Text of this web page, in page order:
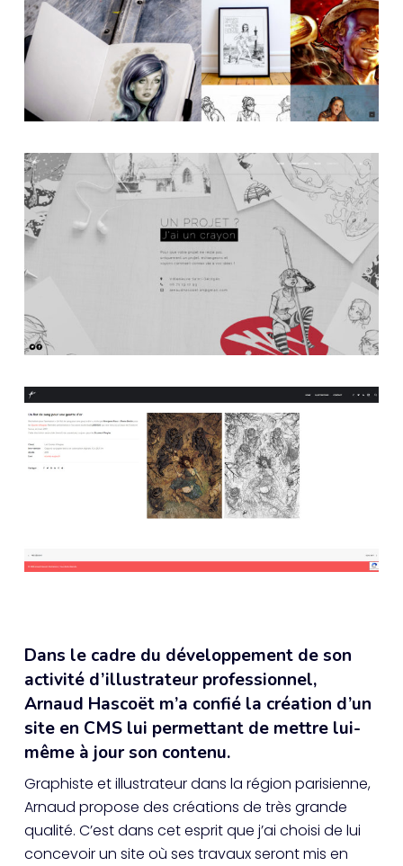
Dans le cadre du développement de son
activité d’illustrateur professionnel,
Arnaud Hascoët m’a confié la création d’un
site en CMS lui permettant de mettre lui-
même à jour son contenu.
Graphiste et illustrateur dans la région parisienne,
Arnaud propose des créations de très grande
qualité. C’est dans cet esprit que j’ai choisi de lui
concevoir un site où ses travaux seront mis en